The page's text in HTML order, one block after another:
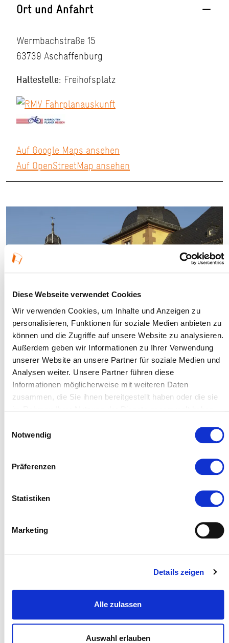
Diese Webseite verwendet Cookies
Wir verwenden Cookies, um Inhalte und Anzeigen zu
personalisieren, Funktionen für soziale Medien anbieten zu
können und die Zugriffe auf unsere Website zu analysieren.
Außerdem geben wir Informationen zu Ihrer Verwendung
unserer Website an unsere Partner für soziale Medien und
Analysen weiter. Unsere Partner führen diese
Informationen möglicherweise mit weiteren Daten
zusammen, die Sie ihnen bereitgestellt haben oder die sie
Notwendig
Präferenzen
Statistiken
Marketing
Details zeigen
Alle zulassen
Auswahl erlauben
Ort und Anfahrt
Wermbachstraße 15
63739 Aschaffenburg
Haltestelle: Freihofsplatz
Auf Google Maps ansehen
Auf OpenStreetMap ansehen
Naturwissenschaftliches Museum Aschaffenburg © Michael
Wiedemann
VERANSTALTUNGEN IN
NATURWISSENSCHAFTLICHES
MUSEUM ASCHAFFENBURG